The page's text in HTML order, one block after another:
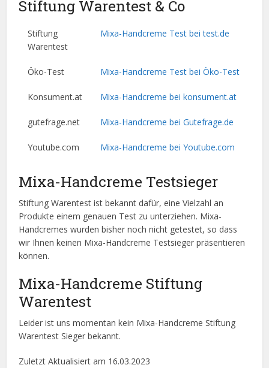
Stiftung Warentest & Co
Stiftung
Warentest
Mixa-Handcreme Test bei test.de
Öko-Test Mixa-Handcreme Test bei Öko-Test
Konsument.at Mixa-Handcreme bei konsument.at
gutefrage.net Mixa-Handcreme bei Gutefrage.de
Youtube.com Mixa-Handcreme bei Youtube.com
Mixa-Handcreme Testsieger
Stiftung Warentest ist bekannt dafür, eine Vielzahl an
Produkte einem genauen Test zu unterziehen. Mixa-
Handcremes wurden bisher noch nicht getestet, so dass
wir Ihnen keinen Mixa-Handcreme Testsieger präsentieren
können.
Mixa-Handcreme Stiftung
Warentest
Leider ist uns momentan kein Mixa-Handcreme Stiftung
Warentest Sieger bekannt.
Zuletzt Aktualisiert am 16.03.2023